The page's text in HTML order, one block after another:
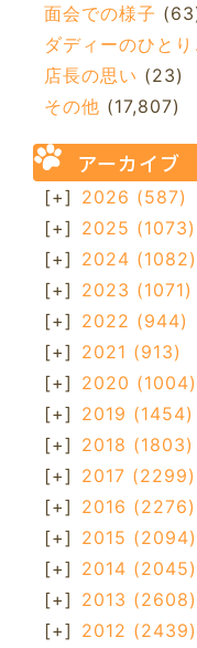
面会での様子
ダディーのひとり
店長の思い (23)
その他 (17,807)
アーカイブ
[+] 2026 (587)
[+] 2025 (1073)
[+] 2024 (1082)
[+] 2023 (1071)
[+] 2022 (944)
[+] 2021 (913)
[+] 2020 (1004)
[+] 2019 (1454)
[+] 2018 (1803)
[+] 2017 (2299)
[+] 2016 (2276)
[+] 2015 (2094)
[+] 2014 (2045)
[+] 2013 (2608)
[+] 2012 (2439)